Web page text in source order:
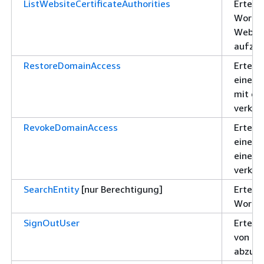
ListWebsiteCertificateAuthorities
Erteilt
RestoreDomainAccess
Erteilt
eine
mit
RevokeDomainAccess
Erteilt
eine
einer
SearchEntity[nur Berechtigung]
Erteilt
SignOutUser
Erteilt
von